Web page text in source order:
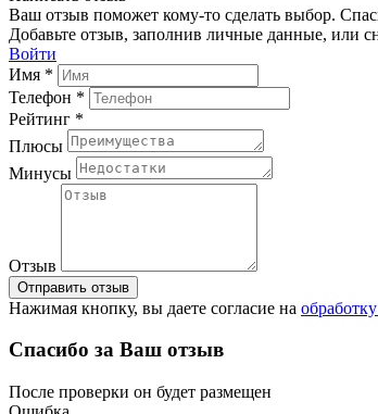
Ваш отзыв поможет кому-то сделать выбор.
Добавьте отзыв, заполнив личные данные, или
Войти
Имя *
Телефон *
Рейтинг *
Плюсы
Минусы
Отзыв
Отправить отзыв
Нажимая кнопку, вы даете согласие на
Спасибо за Ваш отзыв
После проверки он будет размещен